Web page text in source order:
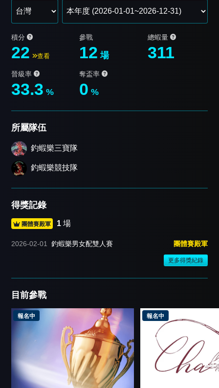
積分
22 查看
參戰
12場
總蝦量
311
晉級率
33.3%
奪盃率
0 %
所屬隊伍
釣蝦樂三寶隊
釣蝦樂競技隊
得獎記錄
團體賽殿軍 1 場
2026-02-01 釣蝦樂男女配雙人賽 團體賽殿軍
更多得獎紀錄
目前參戰
報名中 報名中